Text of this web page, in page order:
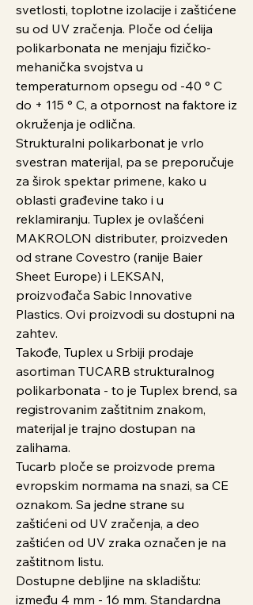
svetlosti, toplotne izolacije i zaštićene
su od UV zračenja. Ploče od ćelija
polikarbonata ne menjaju fizičko-
mehanička svojstva u
temperaturnom opsegu od -40 ° C
do + 115 ° C, a otpornost na faktore iz
okruženja je odlična.
Strukturalni polikarbonat je vrlo
svestran materijal, pa se preporučuje
za širok spektar primene, kako u
oblasti građevine tako i u
reklamiranju. Tuplex je ovlašćeni
MAKROLON distributer, proizveden
od strane Covestro (ranije Baier
Sheet Europe) i LEKSAN,
proizvođača Sabic Innovative
Plastics. Ovi proizvodi su dostupni na
zahtev.
Takođe, Tuplex u Srbiji prodaje
asortiman TUCARB strukturalnog
polikarbonata - to je Tuplex brend, sa
registrovanim zaštitnim znakom,
materijal je trajno dostupan na
zalihama.
Tucarb ploče se proizvode prema
evropskim normama na snazi, sa CE
oznakom. Sa jedne strane su
zaštićeni od UV zračenja, a deo
zaštićen od UV zraka označen je na
zaštitnom listu.
Dostupne debljine na skladištu:
između 4 mm - 16 mm. Standardna